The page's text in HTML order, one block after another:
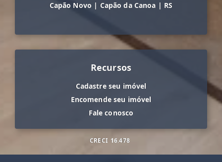
Capão Novo | Capão da Canoa | RS
Recursos
Cadastre seu imóvel
Encomende seu imóvel
Fale conosco
CRECI 16.478